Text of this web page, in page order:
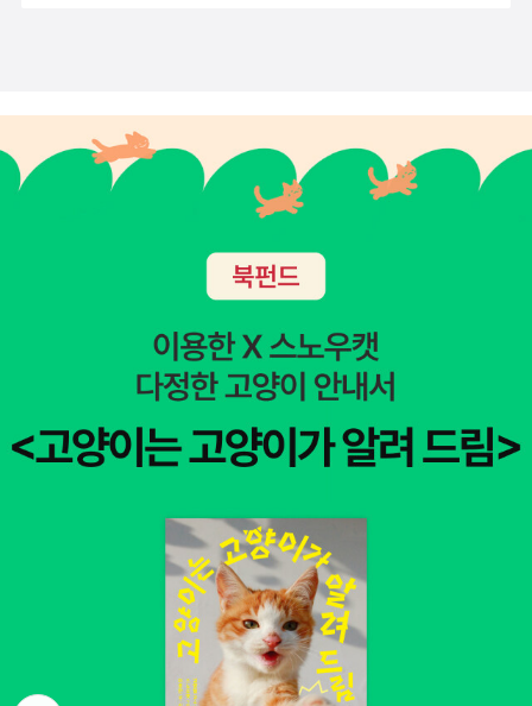
테면 남아프리카공화국 매저리 선생님과 영국 앤드루 선생님의
용기 있는 싸움이라든가, 미국 에스더 선생님과 브라질 레티시아
선생님의 개성적인 교육 방식에서도 이를 볼 수 있다. 영국의 하
워드 선생님과 인도의 스와루프 선생님은 아이들을 어엿한 개인
으로 대하며 학생 스스로 선택할 수 있게 해주어야 한다는 사실을
부모에게 일깨운다. 케냐의 피터 선생님은 포기하지 말아야 한다
람으로 만들어준 학생들의 이야기를 들려준다. 뭐니 뭐니 해도,
이들 선생님 하나하나는 자신이 가르치는 아이들을 존중하고 믿
모든 어른에게 필요한 태도, 전략, 아이디어, 생각을 담은 귀중한
희망, 사랑을 탐구하는 책이다. 살아가면서 아이들을 더 잘 이해
하고 아이와 소통하고 싶은 부모와 어른에게 필요한 태도, 전략,
아이디어, 생각을 담고 있는 귀중한 원천이다. 선생님들은 아이들
이 어떤 기분을 느끼는지, 또 무엇이 아이들을 움직이게 만드는지
에 대한 깊이 있는 통찰을 풍부하게 지니고 있다. 아이를 과도하
게 통제하려는 충동을 다스리는 일부터 역경을 활용해 성장하게